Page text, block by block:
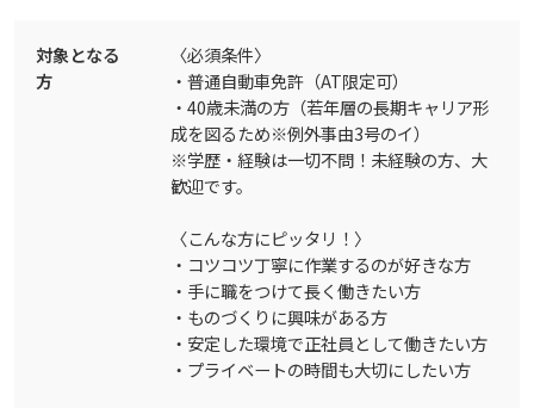
対象となる
方
〈必須条件〉
・普通自動車免許（AT限定可）
・40歳未満の方（若年層の長期キャリア形
成を図るため※例外事由3号のイ）
※学歴・経験は一切不問！未経験の方、大
歓迎です。
〈こんな方にピッタリ！〉
・コツコツ丁寧に作業するのが好きな方
・手に職をつけて長く働きたい方
・ものづくりに興味がある方
・安定した環境で正社員として働きたい方
・プライベートの時間も大切にしたい方